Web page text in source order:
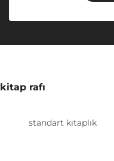
kitap rafı
standart kitaplık